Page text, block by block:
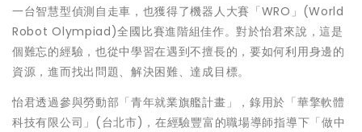
一台智慧型偵測自走車，也獲得了機器人大賽「WRO」(World
Robot Olympiad)全國比賽進階組佳作。對於怡君來說，這是
個難忘的經驗，也從中學習在遇到不擅長的，要如何利用身邊的
資源，進而找出問題、解決困難、達成目標。
怡君透過參與勞動部「青年就業旗艦計畫」，錄用於「華擎軟體
科技有限公司」(台北市)，在經驗豐富的職場導師指導下「做中